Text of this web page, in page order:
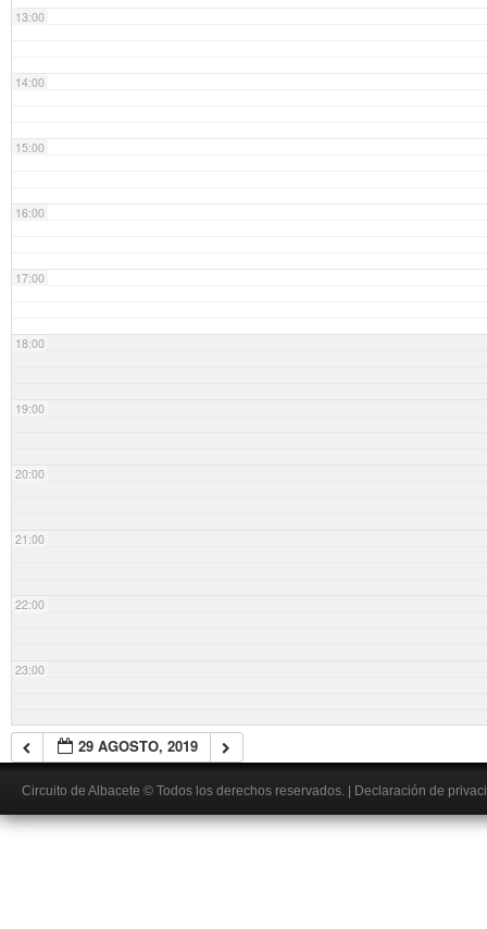
13:00
14:00
15:00
16:00
17:00
18:00
19:00
20:00
21:00
22:00
23:00
29 AGOSTO, 2019
Circuito de Albacete © Todos los derechos reservados. Declaración de